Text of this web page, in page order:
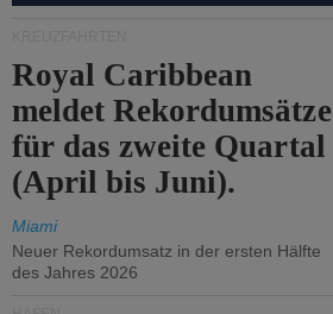
Royal Caribbean
meldet Rekordumsätze
für das zweite Quartal
(April bis Juni).
Miami
Neuer Rekordumsatz in der ersten Hälfte
des Jahres 2026